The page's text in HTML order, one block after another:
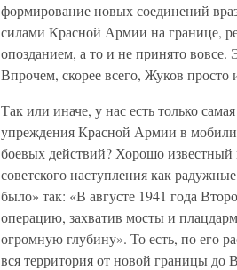
формирование новых соединений
силами Красной Армии на границе,
опозданием, а то и не принято
Впрочем, скорее всего, Жуков
Так или иначе, у нас есть только
упреждения Красной Армии в
боевых действий? Хорошо
советского наступления как
было» так: «В августе 1941 года
операцию, захватив мосты и
огромную глубину». То есть, по его
вся территория от новой границы до